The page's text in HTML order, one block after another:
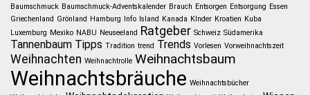
Baumschmuck Baumschmuck-Adventskalender Brauch Entsorgen Entsorgung Essen
Griechenland Grönland Hamburg Info Island Kanada KInder Kroatien Kuba
Luxemburg Mexiko NABU Neuseeland Ratgeber Schweiz Südamerika
Tannenbaum Tipps Tradition trend Trends Vorlesen Vorweihnachtszeit
Weihnachten Weihnachtrolle Weihnachtsbaum
Weihnachtsbräuche Weihnachtsbücher